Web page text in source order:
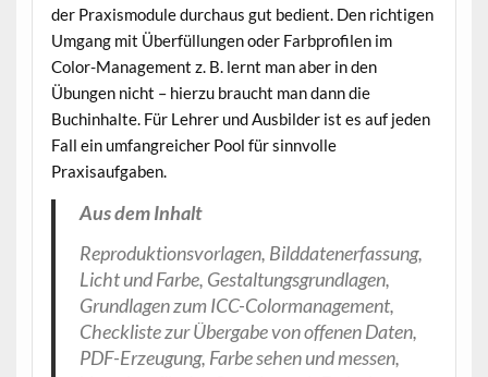
der Praxismodule durchaus gut bedient. Den richtigen
Umgang mit Überfüllungen oder Farbprofilen im
Color-Management z. B. lernt man aber in den
Übungen nicht – hierzu braucht man dann die
Buchinhalte. Für Lehrer und Ausbilder ist es auf jeden
Fall ein umfangreicher Pool für sinnvolle
Praxisaufgaben.
Aus dem Inhalt
Reproduktionsvorlagen, Bilddatenerfassung,
Licht und Farbe, Gestaltungsgrundlagen,
Grundlagen zum ICC-Colormanagement,
Checkliste zur Übergabe von offenen Daten,
PDF-Erzeugung, Farbe sehen und messen,